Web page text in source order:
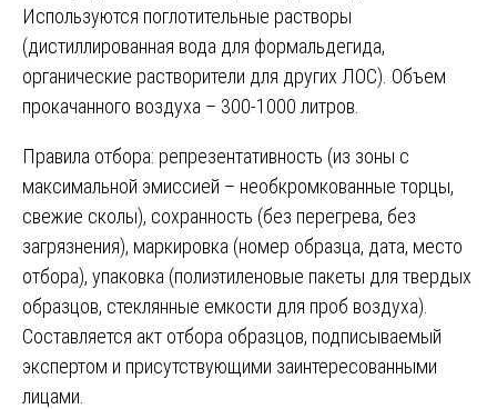
Используются поглотительные растворы
(дистиллированная вода для формальдегида,
органические растворители для других ЛОС). Объем
прокачанного воздуха – 300-1000 литров.
Правила отбора: репрезентативность (из зоны с
максимальной эмиссией – необкромкованные торцы,
свежие сколы), сохранность (без перегрева, без
загрязнения), маркировка (номер образца, дата, место
отбора), упаковка (полиэтиленовые пакеты для твердых
образцов, стеклянные емкости для проб воздуха).
Составляется акт отбора образцов, подписываемый
экспертом и присутствующими заинтересованными
лицами.